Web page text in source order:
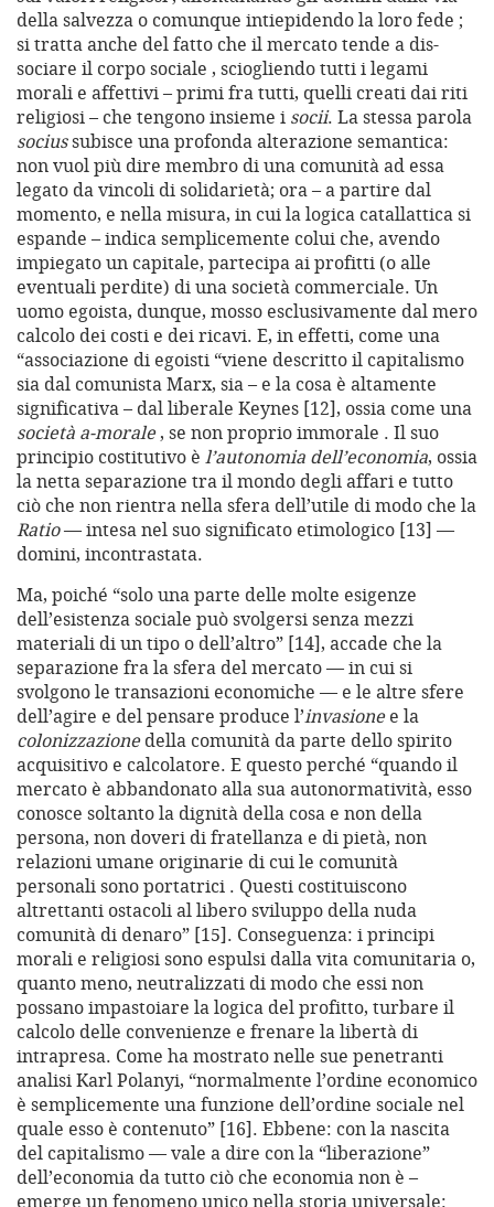
della salvezza o comunque intiepidendo la loro fede ;
si tratta anche del fatto che il mercato tende a dis-
sociare il corpo sociale , sciogliendo tutti i legami
morali e affettivi – primi fra tutti, quelli creati dai riti
religiosi – che tengono insieme i socii. La stessa parola
sociussubisce una profonda alterazione semantica:
non vuol più dire membro di una comunità ad essa
legato da vincoli di solidarietà; ora – a partire dal
momento, e nella misura, in cui la logica catallattica si
espande – indica semplicemente colui che, avendo
impiegato un capitale, partecipa ai profitti (o alle
eventuali perdite) di una società commerciale. Un
uomo egoista, dunque, mosso esclusivamente dal mero
calcolo dei costi e dei ricavi. E, in effetti, come una
“associazione di egoisti “viene descritto il capitalismo
sia dal comunista Marx, sia – e la cosa è altamente
significativa – dal liberale Keynes [12], ossia come una
società a-morale, se non proprio immorale . Il suo
principio costitutivo è l’autonomia dell’economia, ossia
la netta separazione tra il mondo degli affari e tutto
ciò che non rientra nella sfera dell’utile di modo che la
Ratio— intesa nel suo significato etimologico [13] —
domini, incontrastata.
Ma, poiché “solo una parte delle molte esigenze
dell’esistenza sociale può svolgersi senza mezzi
materiali di un tipo o dell’altro” [14], accade che la
separazione fra la sfera del mercato — in cui si
svolgono le transazioni economiche — e le altre sfere
dell’agire e del pensare produce l’invasionee la
colonizzazionedella comunità da parte dello spirito
acquisitivo e calcolatore. E questo perché “quando il
mercato è abbandonato alla sua autonormatività, esso
conosce soltanto la dignità della cosa e non della
persona, non doveri di fratellanza e di pietà, non
relazioni umane originarie di cui le comunità
personali sono portatrici . Questi costituiscono
altrettanti ostacoli al libero sviluppo della nuda
comunità di denaro” [15]. Conseguenza: i principi
morali e religiosi sono espulsi dalla vita comunitaria o,
quanto meno, neutralizzati di modo che essi non
possano impastoiare la logica del profitto, turbare il
calcolo delle convenienze e frenare la libertà di
intrapresa. Come ha mostrato nelle sue penetranti
analisi Karl Polanyi, “normalmente l’ordine economico
è semplicemente una funzione dell’ordine sociale nel
quale esso è contenuto” [16]. Ebbene: con la nascita
del capitalismo — vale a dire con la “liberazione”
dell’economia da tutto ciò che economia non è –
emerge un fenomeno unico nella storia universale: